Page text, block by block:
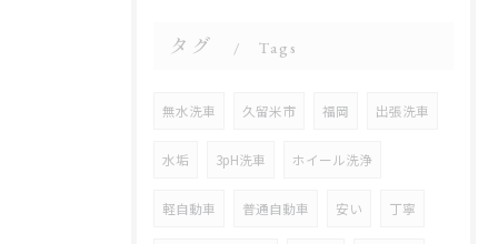
タグ Tags
無水洗車 久留米市 福岡 出張洗車
水垢 3pH洗車 ホイール洗浄
軽自動車 普通自動車 安い 丁寧